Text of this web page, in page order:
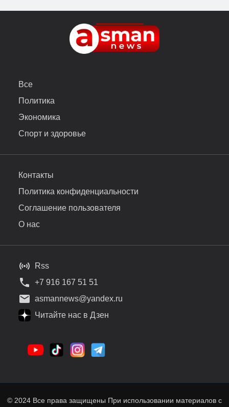
Все
Политика
Экономика
Спорт и здоровье
Контакты
Политика конфиденциальности
Соглашение пользователя
О нас
Rss
+7 916 167 51 51
asmannews@yandex.ru
Читайте нас в Дзен
© 2024 Все права защищены При использовании материалов с